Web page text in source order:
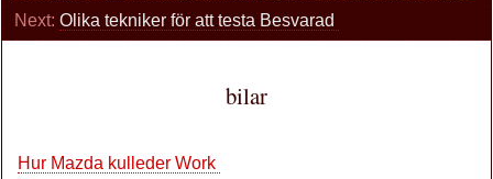
Next: Olika tekniker för att testa Besvarad
bilar
Hur Mazda kulleder Work